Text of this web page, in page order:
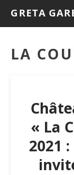
GRETA
LA
« La
2021